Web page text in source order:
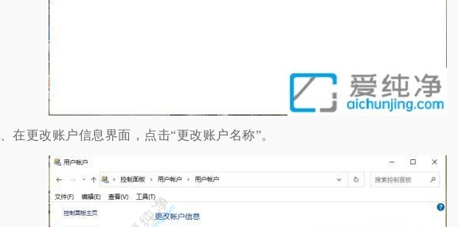
更改账户信息界面，点击“更改账户名称”。